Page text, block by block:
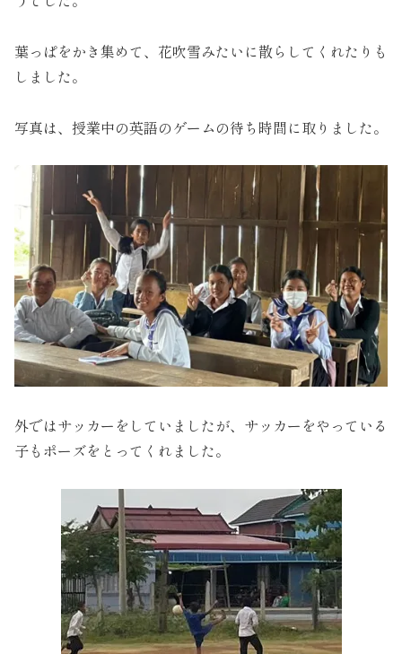
葉っぱをかき集めて、花吹雪みたいに散らしてくれたりも
しました。
写真は、授業中の英語のゲームの待ち時間に取りました。
外ではサッカーをしていましたが、サッカーをやっている
子もポーズをとってくれました。